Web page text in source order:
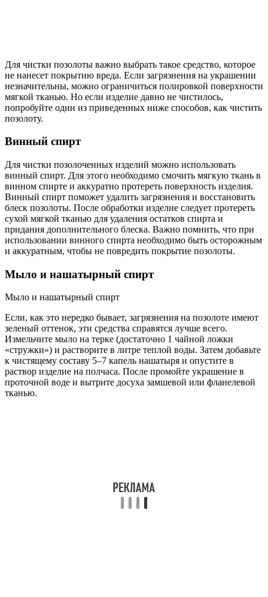
Для чистки позолоты важно выбрать такое средство, которое
не нанесет покрытию вреда. Если загрязнения на украшении
незначительны, можно ограничиться полировкой поверхности
мягкой тканью. Но если изделие давно не чистилось,
попробуйте один из приведенных ниже способов, как чистить
позолоту.
Винный спирт
Для чистки позолоченных изделий можно использовать
винный спирт. Для этого необходимо смочить мягкую ткань в
винном спирте и аккуратно протереть поверхность изделия.
Винный спирт поможет удалить загрязнения и восстановить
блеск позолоты. После обработки изделие следует протереть
сухой мягкой тканью для удаления остатков спирта и
придания дополнительного блеска. Важно помнить, что при
использовании винного спирта необходимо быть осторожным
и аккуратным, чтобы не повредить покрытие позолоты.
Мыло и нашатырный спирт
Мыло и нашатырный спирт
Если, как это нередко бывает, загрязнения на позолоте имеют
зеленый оттенок, эти средства справятся лучше всего.
Измельчите мыло на терке (достаточно 1 чайной ложки
«стружки») и растворите в литре теплой воды. Затем добавьте
к чистящему составу 5–7 капель нашатыря и опустите в
раствор изделие на полчаса. После промойте украшение в
проточной воде и вытрите досуха замшевой или фланелевой
тканью.